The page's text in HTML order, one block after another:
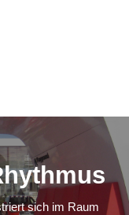
sich im Raum